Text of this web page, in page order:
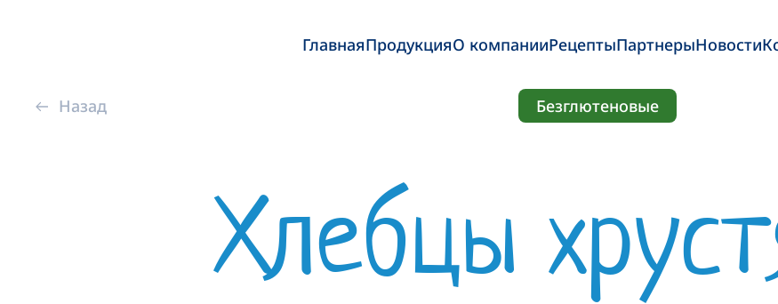
ГлавнаяПродукцияО компанииРецептыПартнерыНовости
Назад Безглютеновые
Хлебцы